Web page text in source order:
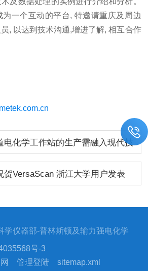
一个互动的平台, 特邀请重庆及周边
, 以达到技术沟通,增进了解, 相互合作
电化学工作站的生产需融入现代技
贺VersaScan 浙江大学用户发表
学仪器部-普林斯顿及输力强电化学
号-3
管理登陆 sitemap.xml